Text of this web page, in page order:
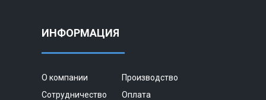
ИНФОРМАЦИЯ
О компании
Производство
Сотрудничество
Оплата